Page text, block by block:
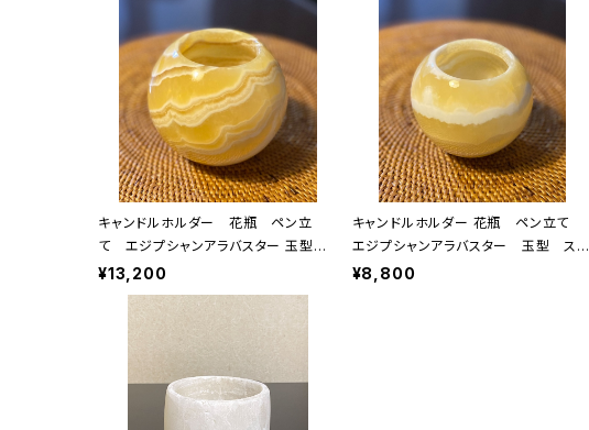
キャンドルホルダー 花瓶 ペン立
て エジプシャンアラバスター 玉型
ラージ
¥13,200
キャンドルホルダー 花瓶 ペン立て
エジプシャンアラバスター 玉型 スモ
ール
¥8,800